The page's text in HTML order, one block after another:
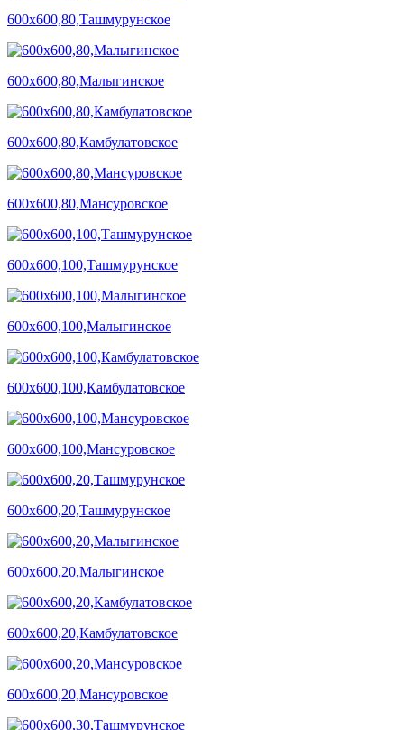
600х600,80,Ташмурунское
600х600,80,Малыгинское
600х600,80,Камбулатовское
600х600,80,Мансуровское
600х600,100,Ташмурунское
600х600,100,Малыгинское
600х600,100,Камбулатовское
600х600,100,Мансуровское
600х600,20,Ташмурунское
600х600,20,Малыгинское
600х600,20,Камбулатовское
600х600,20,Мансуровское